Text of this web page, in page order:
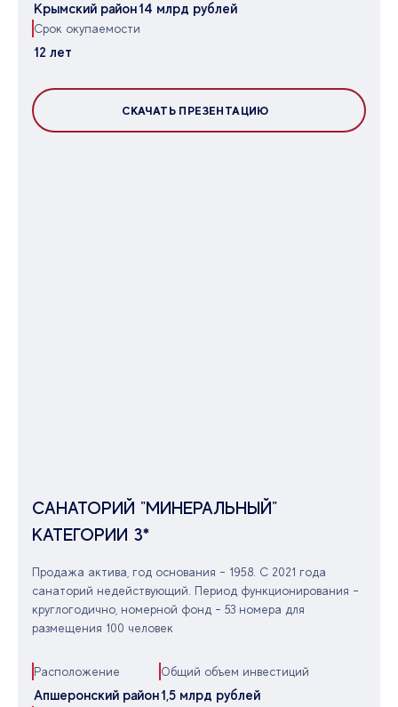
Крымский район14 млрд рублей
Срок окупаемости
12 лет
СКАЧАТЬ ПРЕЗЕНТАЦИЮ
САНАТОРИЙ "МИНЕРАЛЬНЫЙ"
КАТЕГОРИИ 3*
Продажа актива, год основания - 1958. С 2021 года
санаторий недействующий. Период функционирования -
круглогодично, номерной фонд - 53 номера для
размещения 100 человек
Расположение
Апшеронский район
Общий объем инвестиций
1,5 млрд рублей